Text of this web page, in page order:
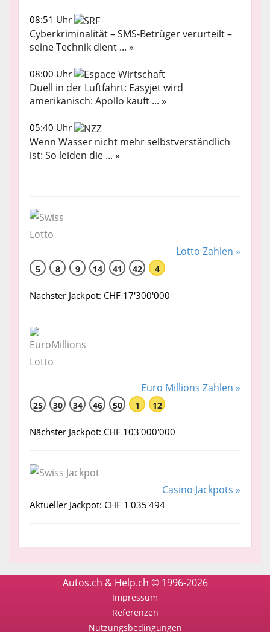
08:51 Uhr
Cyberkriminalität – SMS-Betrüger verurteilt –
seine Technik dient ... »
08:00 Uhr
Duell in der Luftfahrt: Easyjet wird
amerikanisch: Apollo kauft ... »
05:40 Uhr
Wenn Wasser nicht mehr selbstverständlich
ist: So leiden die ... »
Lotto Zahlen »
5 8 9 14 41 42 4
Nächster Jackpot: CHF 17'300'000
Euro Millions Zahlen »
25 30 34 46 50 1 12
Nächster Jackpot: CHF 103'000'000
Casino Jackpots »
Aktueller Jackpot: CHF 1'035'494
Autos.ch & Help.ch © 1996-2026
Impressum
Referenzen
Nutzungsbedingungen